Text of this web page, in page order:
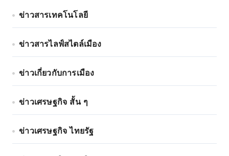
ข่าวสารเทคโนโลยี
ข่าวสารไลฟ์สไตล์เมือง
ข่าวเกี่ยวกับการเมือง
ข่าวเศรษฐกิจ สั้น ๆ
ข่าวเศรษฐกิจ ไทยรัฐ